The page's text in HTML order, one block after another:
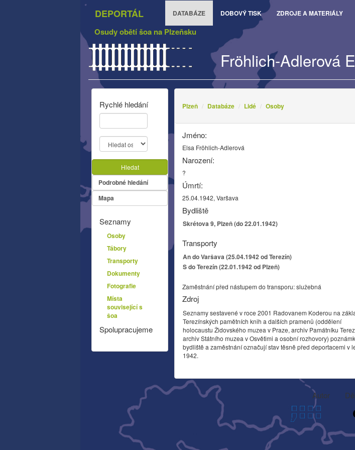
DEPORTÁL DATABÁZE DOBOVÝ TISK ZDROJE A MATERIÁLY
Osudy obětí šoa na Plzeňsku
Fröhlich-Adlerová
Plzeň Databáze Lidé Osoby
Jméno:
Elsa Fröhlich-Adlerová
Narození:
?
Úmrtí:
25.04.1942, Varšava
Bydliště
Skrétova 9, Plzeň (do 22.01.1942)
Transporty
An do Varšava (25.04.1942 od Terezín)
S do Terezín (22.01.1942 od Plzeň)
Zaměstnání před nástupem do transporu: služebná
Zdroj
Seznamy sestavené v roce 2001 Radovanem Koderou na
Terezínských pamětních knih a dalších pramenů (oddělení
holocaustu Židovského muzea v Praze, archiv Památníku
archiv Státního muzea v Osvětimi a osobní rozhovory)
bydliště a zaměstnání označují stav těsně před deportacemi v
1942.
Rychlé hledání
Hledat
Podrobné hledání
Mapa
Seznamy
Osoby
Tábory
Transporty
Dokumenty
Fotografie
Místa
související s
šoa
Spolupracujeme
Autor